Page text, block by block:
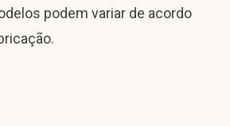
podem variar de acordo